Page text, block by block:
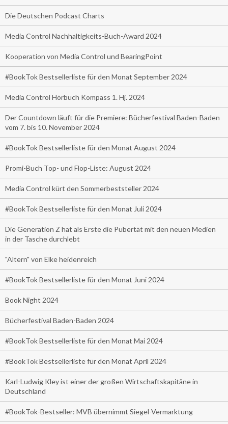
Die Deutschen Podcast Charts
Media Control Nachhaltigkeits-Buch-Award 2024
Kooperation von Media Control und BearingPoint
#BookTok Bestsellerliste für den Monat September 2024
Media Control Hörbuch Kompass 1. Hj. 2024
Der Countdown läuft für die Premiere: Bücherfestival Baden-Baden
vom 7. bis 10. November 2024
#BookTok Bestsellerliste für den Monat August 2024
Promi-Buch Top- und Flop-Liste: August 2024
Media Control kürt den Sommerbeststeller 2024
#BookTok Bestsellerliste für den Monat Juli 2024
Die Generation Z hat als Erste die Pubertät mit den neuen Medien
in der Tasche durchlebt
"Altern" von Elke heidenreich
#BookTok Bestsellerliste für den Monat Juni 2024
Book Night 2024
Bücherfestival Baden-Baden 2024
#BookTok Bestsellerliste für den Monat Mai 2024
#BookTok Bestsellerliste für den Monat April 2024
Karl-Ludwig Kley ist einer der großen Wirtschaftskapitäne in
Deutschland
#BookTok-Bestseller: MVB übernimmt Siegel-Vermarktung